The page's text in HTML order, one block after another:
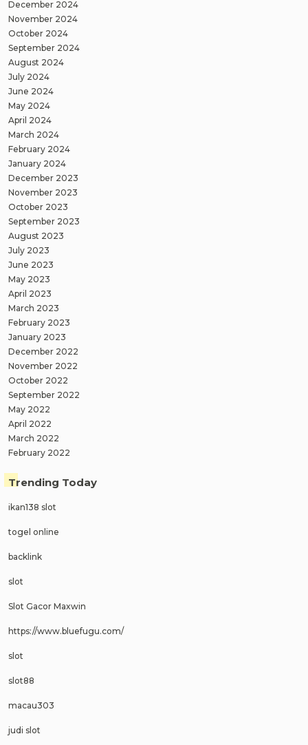
December 2024
November 2024
October 2024
September 2024
August 2024
July 2024
June 2024
May 2024
April 2024
March 2024
February 2024
January 2024
December 2023
November 2023
October 2023
September 2023
August 2023
July 2023
June 2023
May 2023
April 2023
March 2023
February 2023
January 2023
December 2022
November 2022
October 2022
September 2022
May 2022
April 2022
March 2022
February 2022
Trending Today
ikan138 slot
togel online
backlink
slot
Slot Gacor Maxwin
https://www.bluefugu.com/
slot
slot88
macau303
judi slot